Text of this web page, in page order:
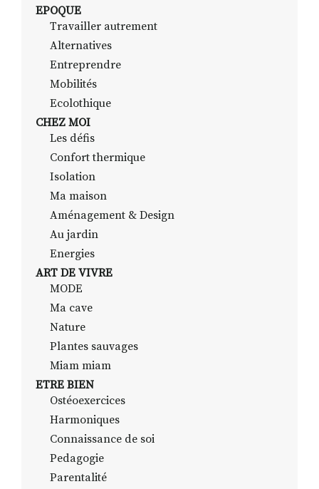
RECHERCHER
EPOQUE
Travailler autrement
Alternatives
Entreprendre
Mobilités
Ecolothique
CHEZ MOI
Les défis
Confort thermique
Isolation
Ma maison
Aménagement & Design
Au jardin
Energies
ART DE VIVRE
MODE
Ma cave
Nature
Plantes sauvages
Miam miam
ETRE BIEN
Ostéoexercices
Harmoniques
Connaissance de soi
Pedagogie
Parentalité